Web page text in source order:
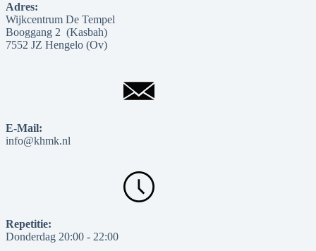
Adres:
Wijkcentrum De Tempel
Booggang 2 (Kasbah)
7552 JZ Hengelo (Ov)
E-Mail:
info@khmk.nl
Repetitie:
Donderdag 20:00 - 22:00